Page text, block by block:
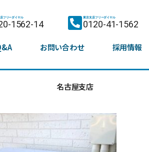
フリーダイヤル
1562-14
東京支店フリーダイヤル
0120-41-1562
お問い合わせ 採用情報
名古屋支店